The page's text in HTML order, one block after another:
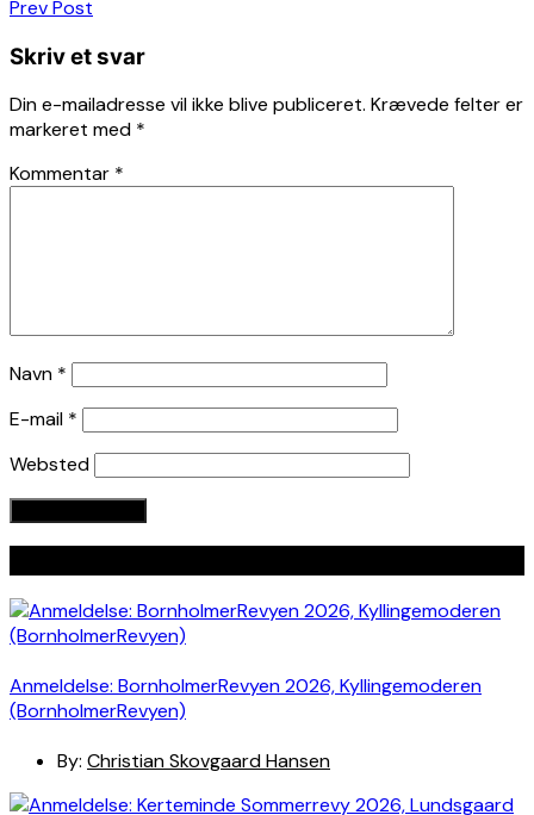
Indlægsnavigation
Prev Post
Skriv et svar
Din e-mailadresse vil ikke blive publiceret. Krævede felter er
markeret med *
Kommentar *
Navn *
E-mail *
Websted
Anmeldelse: BornholmerRevyen 2026, Kyllingemoderen
(BornholmerRevyen)
By: Christian Skovgaard Hansen